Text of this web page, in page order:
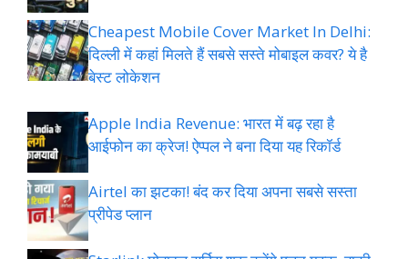
Cheapest Mobile Cover Market In Delhi:
दिल्ली में कहां मिलते हैं सबसे सस्ते मोबाइल कवर? ये है
बेस्ट लोकेशन
Apple India Revenue: भारत में बढ़ रहा है
आईफोन का क्रेज! ऐप्पल ने बना दिया यह रिकॉर्ड
Airtel का झटका! बंद कर दिया अपना सबसे सस्ता
प्रीपेड प्लान